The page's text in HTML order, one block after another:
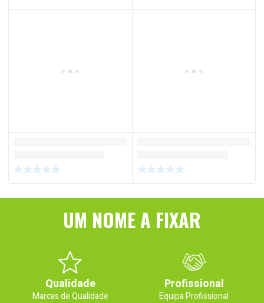
UM NOME A FIXAR
Qualidade
Marcas de Qualidade
Profissional
Equipa Profissional